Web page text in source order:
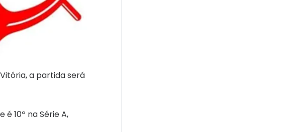
a partida será
é 10º na Série A,